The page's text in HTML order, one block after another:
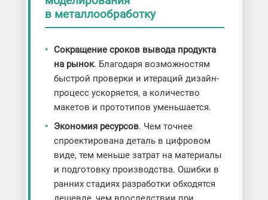
в металлообработку
Сокращение сроков вывода продукта
на рынок. Благодаря возможностям
быстрой проверки и итераций дизайн-
процесс ускоряется, а количество
макетов и прототипов уменьшается.
Экономия ресурсов. Чем точнее
спроектирована деталь в цифровом
виде, тем меньше затрат на материалы
и подготовку производства. Ошибки в
ранних стадиях разработки обходятся